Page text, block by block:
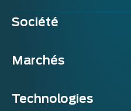
Société
Marchés
Technologies